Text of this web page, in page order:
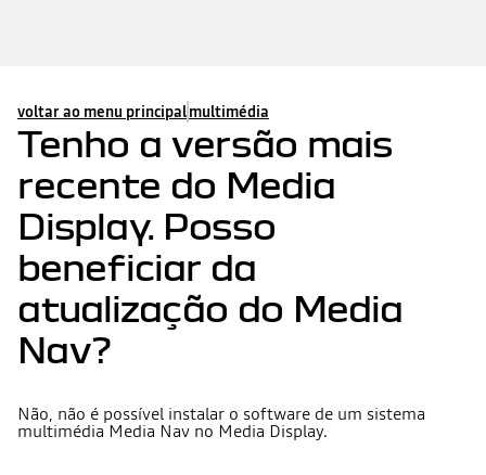
voltar ao menu principalmultimédia
Tenho a versão mais
recente do Media
Display. Posso
beneficiar da
atualização do Media
Nav?
Não, não é possível instalar o software de um sistema
multimédia Media Nav no Media Display.